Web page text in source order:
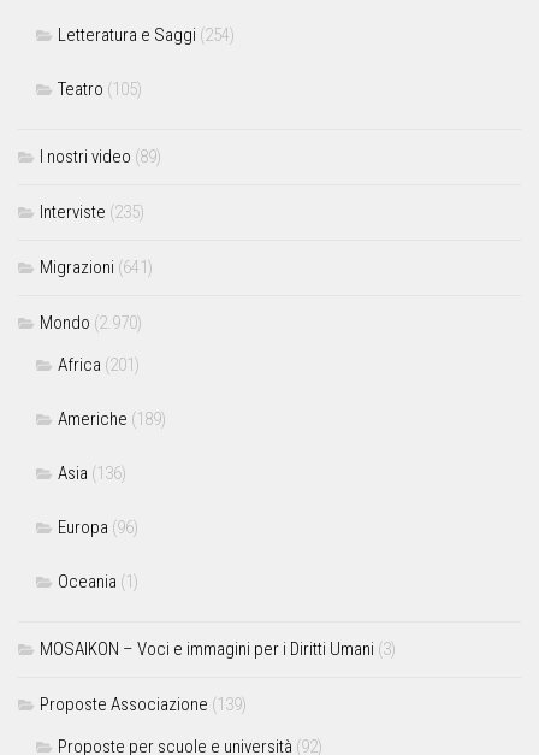
Letteratura e Saggi (254)
Teatro (105)
I nostri video (89)
Interviste (235)
Migrazioni (641)
Mondo (2.970)
Africa (201)
Americhe (189)
Asia (136)
Europa (96)
Oceania (1)
MOSAIKON – Voci e immagini per i Diritti Umani (3)
Proposte Associazione (139)
Proposte per scuole e università (92)